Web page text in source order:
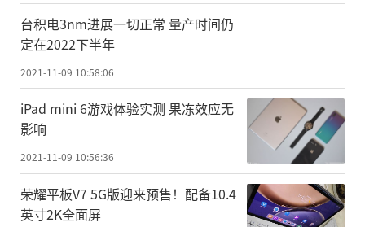
台积电3nm进展一切正常 量产时间仍
定在2022下半年
2021-11-09 10:58:06
iPad mini 6游戏体验实测 果冻效应无
影响
2021-11-09 10:56:36
荣耀平板V7 5G版迎来预售！配备10.4
英寸2K全面屏